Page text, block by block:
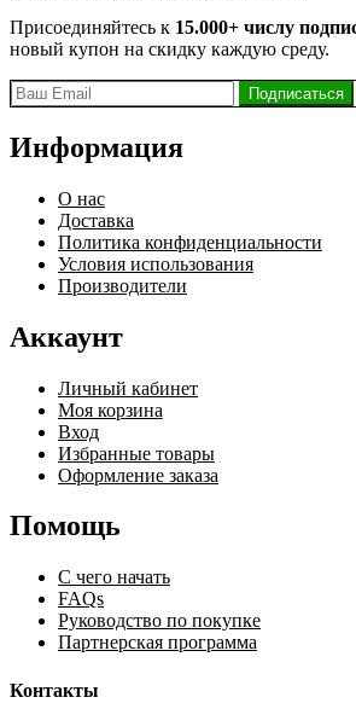
Присоединяйтесь к 15.000+ числу
новый купон на скидку каждую среду.
Информация
О нас
Доставка
Политика конфиденциальности
Условия использования
Производители
Аккаунт
Личный кабинет
Моя корзина
Вход
Избранные товары
Оформление заказа
Помощь
С чего начать
FAQs
Руководство по покупке
Партнерская программа
Контакты